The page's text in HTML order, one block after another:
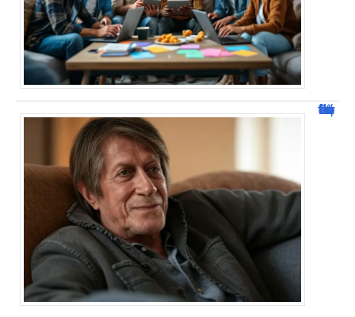
Jacques Dutronc fortune : estimation et sources de richesse !